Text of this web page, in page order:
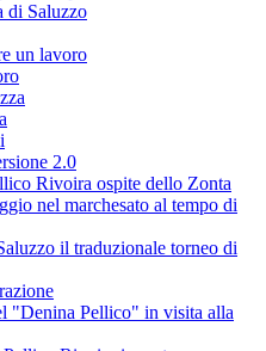
di Saluzzo
un lavoro
2.0
Rivoira ospite dello Zonta
nel marchesato al tempo di
il traduzionale torneo di
"Denina Pellico" in visita alla